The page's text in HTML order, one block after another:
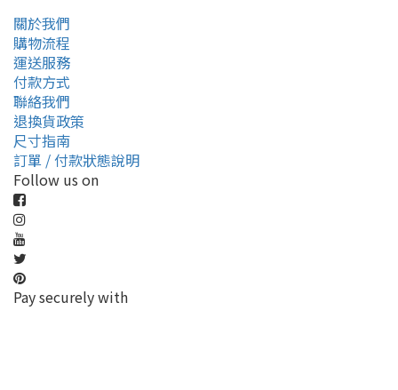
關於我們
購物流程
運送服務
付款方式
聯絡我們
退換貨政策
尺寸指南
訂單 / 付款狀態說明
Follow us on
Pay securely with